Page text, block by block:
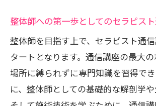
オンライン講座で学ぶ最新
実践力を養うための通信講
通信講座での実技トレーニ
技術力を高めるための継続的
整体師としての信頼性を高
整体師への第一歩としてのセラピス
整体師を目指す上で、セラピスト通
タートとなります。通信講座の最大
場所に縛られずに専門知識を習得で
に、整体師としての基礎的な解剖学や